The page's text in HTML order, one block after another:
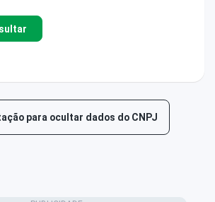
para ocultar dados do CNPJ